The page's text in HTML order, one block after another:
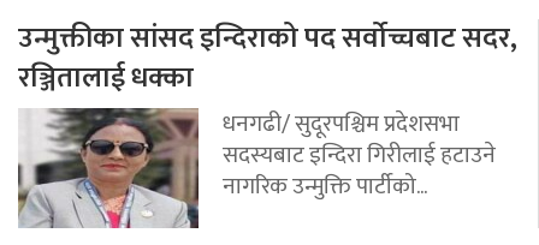
उन्मुक्तीका सांसद इन्दिराको पद सर्वोच्चबाट सदर,
रञ्जितालाई धक्का
धनगढी/ सुदूरपश्चिम प्रदेशसभा
सदस्यबाट इन्दिरा गिरीलाई हटाउने
नागरिक उन्मुक्ति पार्टीको...